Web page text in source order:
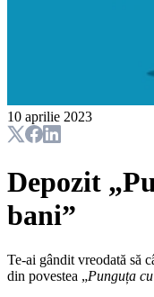
10 aprilie 2023
Depozit
bani”
Te-ai gândit vreodată să
din povestea „Punguța